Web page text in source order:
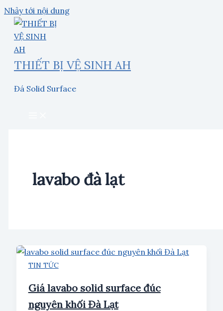
Nhảy tới nội dung
THIẾT BỊ VỆ SINH AH
Đá Solid Surface
lavabo đà lạt
TIN TỨC
Giá lavabo solid surface đúc
nguyên khối Đà Lạt